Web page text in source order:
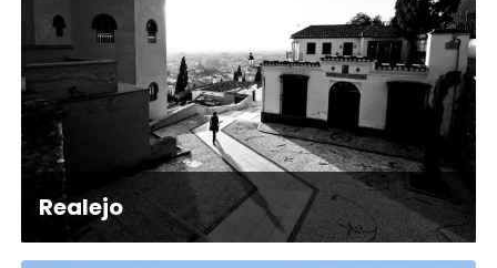
Realejo